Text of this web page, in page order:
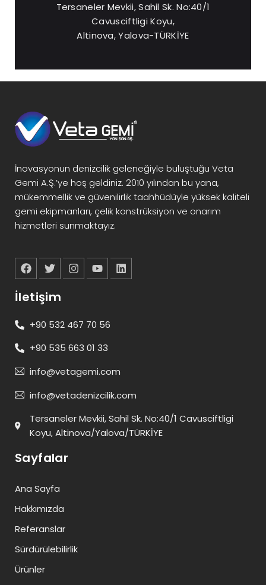
Tersaneler Mevkii, Sahil Sk. No:40/1
Cavusciftligi Koyu,
Altinova, Yalova-TÜRKİYE
İnovasyonun denizcilik geleneğiyle buluştuğu Veta
Gemi A.Ş.’ye hoş geldiniz. 2010 yılından bu yana,
mükemmellik ve güvenilirlik taahhüdüyle yüksek kaliteli
gemi ekipmanları, çelik konstrüksiyon ve onarım
hizmetleri sunmaktayız.
İletişim
+90 532 467 70 56
+90 535 663 01 33
info@vetagemi.com
info@vetadenizcilik.com
Tersaneler Mevkii, Sahil Sk. No:40/1 Cavusciftligi
Koyu, Altinova/Yalova/TÜRKİYE
Sayfalar
Ana Sayfa
Hakkımızda
Referanslar
Sürdürülebilirlik
Ürünler